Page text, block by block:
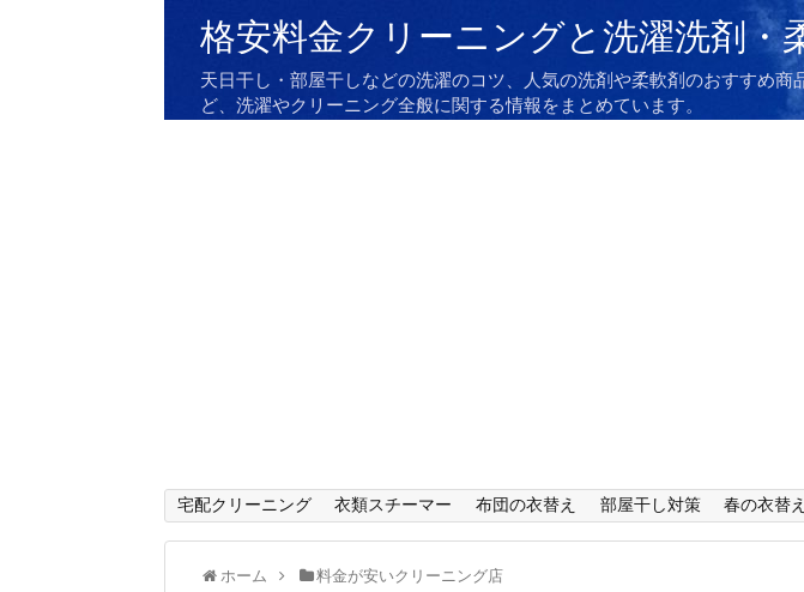
格安料金クリーニングと洗濯洗剤・
天日干し・部屋干しなどの洗濯のコツ、人気の洗剤や柔軟剤のおすすめ
ど、洗濯やクリーニング全般に関する情報をまとめています。
宅配クリーニング 衣類スチーマー 布団の衣替え 部屋干し対策 春の衣替え
ホーム 料金が安いクリーニング店